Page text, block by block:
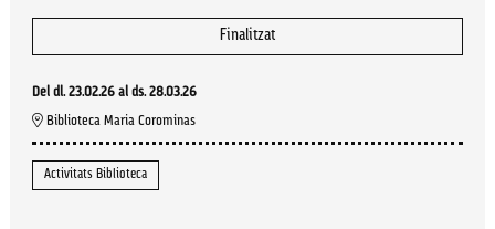
Finalitzat
Del dl. 23.02.26 al ds. 28.03.26
Biblioteca Maria Corominas
Activitats Biblioteca